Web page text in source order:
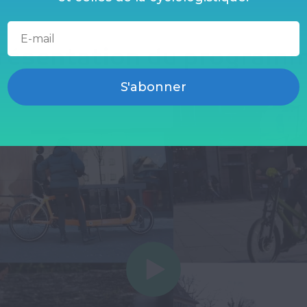
du
S'abonner